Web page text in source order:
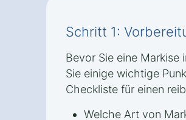
Schritt 1:
Bevor Sie eine Markise
Sie einige wichtige
Checkliste für einen
Welche Art von